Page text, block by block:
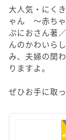
大人気・にく
ゃん ～赤ちゃ
ぷにおさん著
んのかわいら
み、夫婦の関
りますよ。
ぜひお手に取